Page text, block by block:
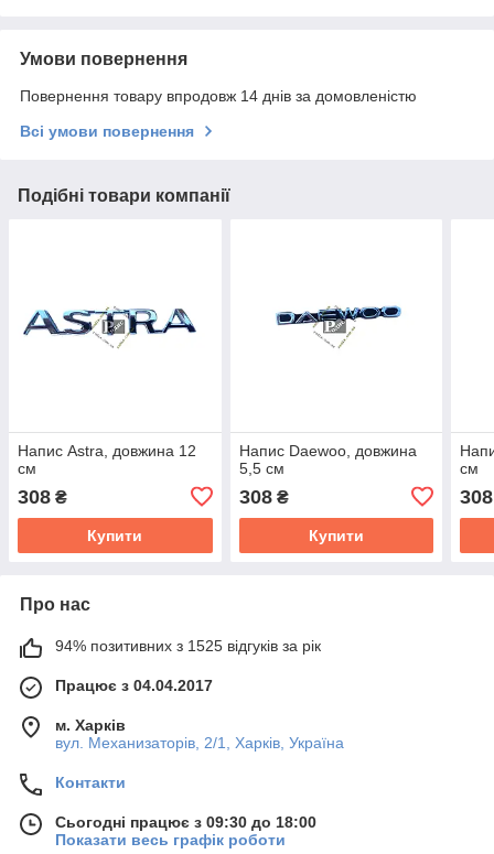
Умови повернення
Повернення товару впродовж 14 днів за домовленістю
Всі умови повернення
Подібні товари компанії
Напис Astra, довжина 12
см
308 ₴
Купити
Напис Daewoo, довжина
5,5 см
308₴
Купити
см
308
Про нас
94% позитивних з 1525 відгуків за рік
Працює з 04.04.2017
м. Харків
вул. Механизаторів, 2/1, Харків, Україна
Контакти
Сьогодні працює з 09:30 до 18:00
Показати весь графік роботи